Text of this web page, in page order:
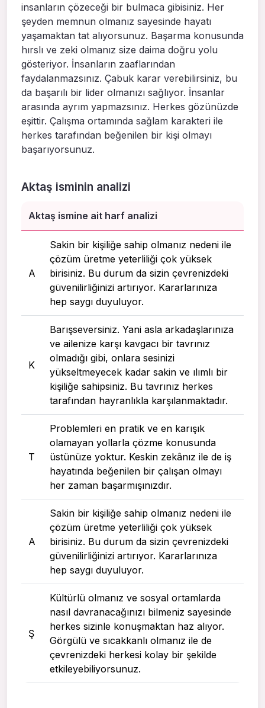
insanların çözeceği bir bulmaca gibisiniz. Her
şeyden memnun olmanız sayesinde hayatı
yaşamaktan tat alıyorsunuz. Başarma konusunda
hırslı ve zeki olmanız size daima doğru yolu
gösteriyor. İnsanların zaaflarından
faydalanmazsınız. Çabuk karar verebilirsiniz, bu
da başarılı bir lider olmanızı sağlıyor. İnsanlar
arasında ayrım yapmazsınız. Herkes gözünüzde
eşittir. Çalışma ortamında sağlam karakteri ile
herkes tarafından beğenilen bir kişi olmayı
başarıyorsunuz.
Aktaş isminin analizi
Aktaş ismine ait harf analizi
A
Sakin bir kişiliğe sahip olmanız nedeni ile
çözüm üretme yeterliliği çok yüksek
birisiniz. Bu durum da sizin çevrenizdeki
güvenilirliğinizi artırıyor. Kararlarınıza
hep saygı duyuluyor.
K
Barışseversiniz. Yani asla arkadaşlarınıza
ve ailenize karşı kavgacı bir tavrınız
olmadığı gibi, onlara sesinizi
yükseltmeyecek kadar sakin ve ılımlı bir
kişiliğe sahipsiniz. Bu tavrınız herkes
tarafından hayranlıkla karşılanmaktadır.
T
Problemleri en pratik ve en karışık
olamayan yollarla çözme konusunda
üstünüze yoktur. Keskin zekânız ile de iş
hayatında beğenilen bir çalışan olmayı
her zaman başarmışınızdır.
A
Sakin bir kişiliğe sahip olmanız nedeni ile
çözüm üretme yeterliliği çok yüksek
birisiniz. Bu durum da sizin çevrenizdeki
güvenilirliğinizi artırıyor. Kararlarınıza
hep saygı duyuluyor.
Ş
Kültürlü olmanız ve sosyal ortamlarda
nasıl davranacağınızı bilmeniz sayesinde
herkes sizinle konuşmaktan haz alıyor.
Görgülü ve sıcakkanlı olmanız ile de
çevrenizdeki herkesi kolay bir şekilde
etkileyebiliyorsunuz.